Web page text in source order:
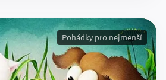
Pohádky pro nejmenší